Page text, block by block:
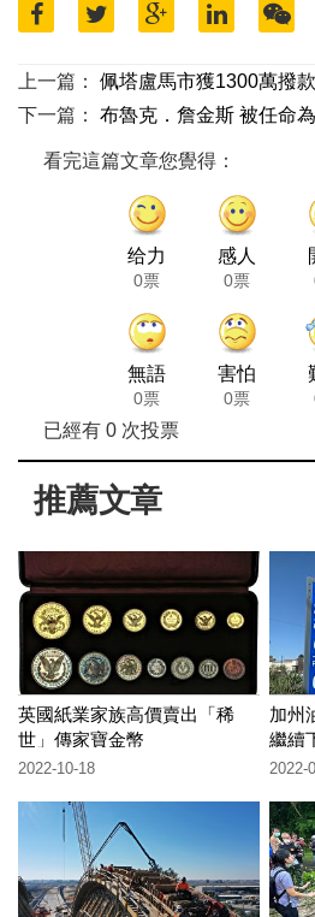
上一篇：
佩塔盧馬市獲1300萬撥
下一篇：
布魯克．詹金斯 被任命
看完這篇文章您覺得：
给力
0票
感人
0票
無語
0票
害怕
0票
已經有 0次投票
推薦文章
英國紙業家族高價賣出「稀
世」傳家寶金幣
2022-10-18
加州
繼續
2022-